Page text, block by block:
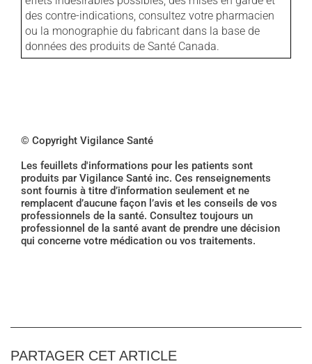
des contre-indications, consultez votre pharmacien
ou la monographie du fabricant dans la base de
données des produits de Santé Canada.
© Copyright Vigilance Santé
Les feuillets d'informations pour les patients sont
produits par Vigilance Santé inc. Ces renseignements
sont fournis à titre d’information seulement et ne
remplacent d’aucune façon l’avis et les conseils de vos
professionnels de la santé. Consultez toujours un
professionnel de la santé avant de prendre une décision
qui concerne votre médication ou vos traitements.
PARTAGER CET ARTICLE